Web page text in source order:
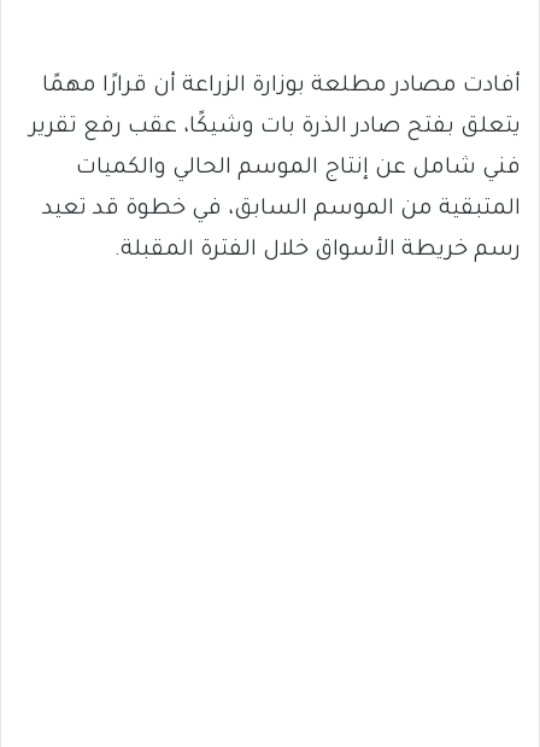
أفادت مصادر مطلعة بوزارة الزراعة أن قرارًا مهمًا
يتعلق بفتح صادر الذرة بات وشيكًا، عقب رفع تقرير
فني شامل عن إنتاج الموسم الحالي والكميات
المتبقية من الموسم السابق، في خطوة قد تعيد
رسم خريطة الأسواق خلال الفترة المقبلة.